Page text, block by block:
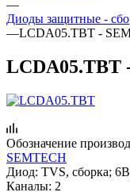
—
Диоды защитные -
—LCDA05.TBT -
LCDA05.TBT
Обозначение
SEMTECH
Диод: TVS, сборка;
Каналы: 2